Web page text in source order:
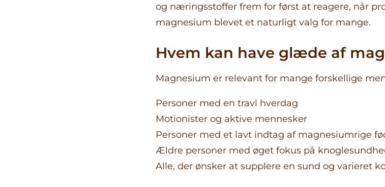
og næringsstoffer frem for først at reagere, når
magnesium blevet et naturligt valg for mange.
Hvem kan have glæde af
Magnesium er relevant for mange forskellige
Personer med en travl hverdag
Motionister og aktive mennesker
Personer med et lavt indtag af magnesiumrige
Ældre personer med øget fokus på
Alle, der ønsker at supplere en sund og varieret